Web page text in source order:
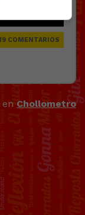
en Chollometro